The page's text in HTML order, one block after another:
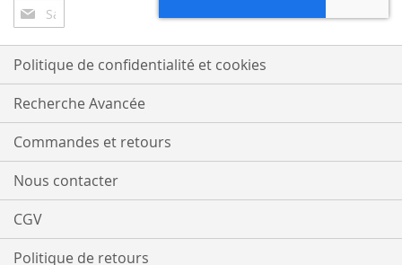
Inscription
à
notre
lettre
d’information
:
Politique de confidentialité et cookies
Recherche Avancée
Commandes et retours
Nous contacter
CGV
Politique de retours